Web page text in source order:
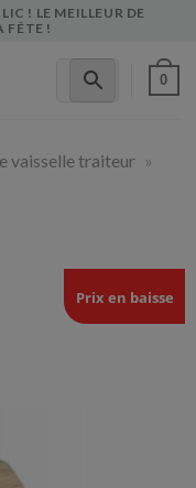
! LE MEILLEUR DE
FÊTE !
0
vaisselle traiteur »
Prix en baisse